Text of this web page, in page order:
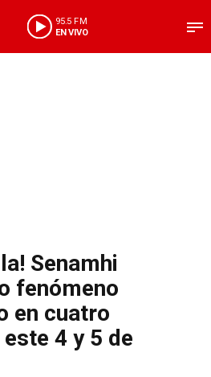
95.5 FM
EN VIVO
Senamhi
fenómeno
en cuatro
4 y 5 de